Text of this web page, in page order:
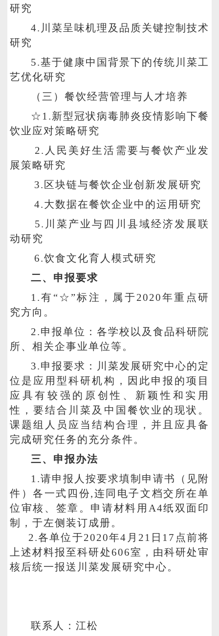
研究
4. 川菜呈味机理及品质关键控制技术
研究
5.基于健康中国背景下的传统川菜工
艺优化研究
（三）餐饮经营管理与人才培养
☆1.新型冠状病毒肺炎疫情影响下餐
饮业应对策略研究
2. 人民美好生活需要与餐饮产业发
展策略研究
3. 区块链与餐饮企业创新发展研究
4.大数据在餐饮企业中的运用研究
5. 川菜产业与四川县域经济发展联
动研究
6.饮食文化育人模式研究
二、申报要求
1.有“☆ ”标注，属于2020年重点研
究方向。
2.申报单位：各学校以及食品科研院
所、相关企事业单位等。
3.申报要求：川菜发展研究中心的定
位是应用型科研机构，因此申报的项目
应具有较强的原创性、新颖性和实用
性，要结合川菜及中国餐饮业的现状。
课题组人员应当结构合理，并且应具备
完成研究任务的充分条件。
三、申报办法
1.请申报人按要求填制申请书
（见附
件）各一式四份,连同电子文档交所在单
位审核、签章 。申请材料用 A4纸双面印
制，于左侧装订成册。
2.各单位于2020年4月21日17 点前将
上述材料报至科研处 606室，由科研处审
核后统一报送川菜发展研究中心。
联系人：江松